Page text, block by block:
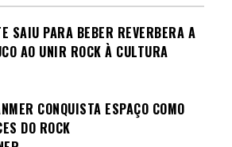
SAIU PARA BEBER REVERBERA A
AO UNIR ROCK À CULTURA
CONQUISTA ESPAÇO COMO
DO ROCK